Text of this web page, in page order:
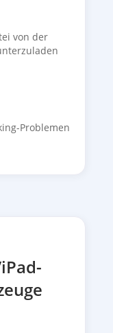
von der
Problemen